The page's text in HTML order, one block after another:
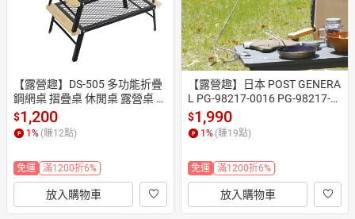
【露營趣】DS-505 多功能折疊
鋼網桌 摺疊桌 休閒桌 露營桌 野
餐桌 置物架 露營 野營 車泊 車
床
$1,200
1 % (賺12點)
免運 滿1200折6%
放入購物車
【露營趣】日本 POST GENERA
L PG-98217-0016 PG-98217-0
017 PG-98217-0018 戶外無線L
ED照明燈 露營燈 檯燈 立燈 IPX
4防水 USB充電 露營 野營
$1,990
1 % (賺19點)
免運 滿1200折6%
放入購物車